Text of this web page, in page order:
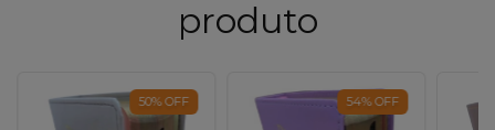
produto
50%OFF 54%OFF